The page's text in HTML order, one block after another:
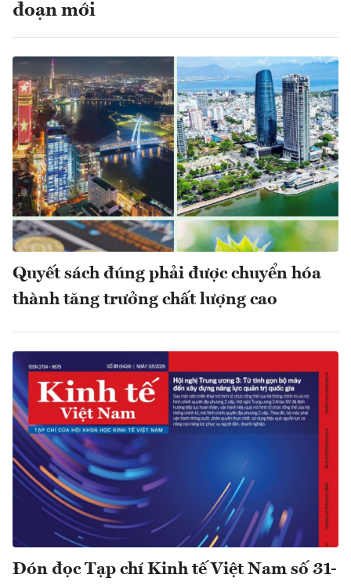
đoạn mới
Quyết sách đúng phải được chuyển hóa
thành tăng trưởng chất lượng cao
Đón đọc Tạp chí Kinh tế Việt Nam số 31-